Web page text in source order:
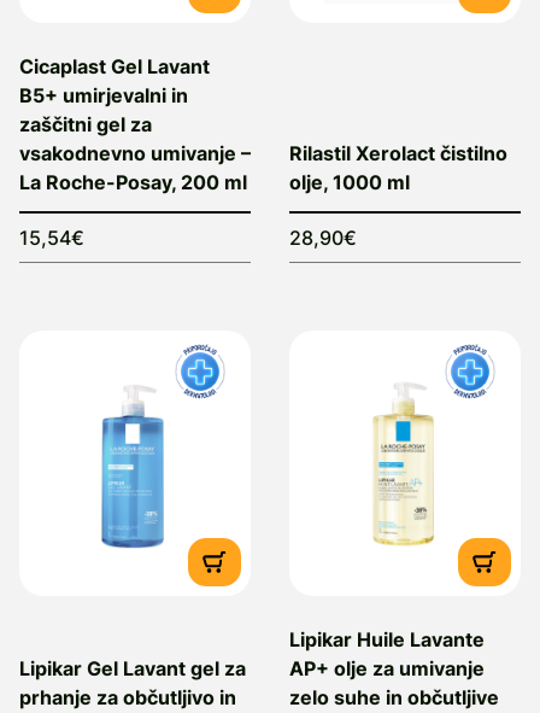
Cicaplast Gel Lavant
B5+ umirjevalni in
zaščitni gel za
vsakodnevno umivanje –
La Roche-Posay, 200 ml
15,54€
Rilastil Xerolact čistilno
olje, 1000 ml
28,90€
Lipikar Gel Lavant gel za
prhanje za občutljivo in
Lipikar Huile Lavante
AP+ olje za umivanje
zelo suhe in občutljive